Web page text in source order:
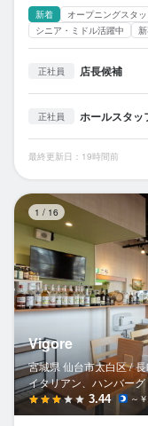
新着 オープニングスタ
シニア・ミドル活躍中
正社員 店長候補
正社員 ホールスタッ
最終更新日：19時間前
1 / 16
Vigore
宮城県 仙台市太白区 /
イタリアン、ハンバーグ
3.44 ～